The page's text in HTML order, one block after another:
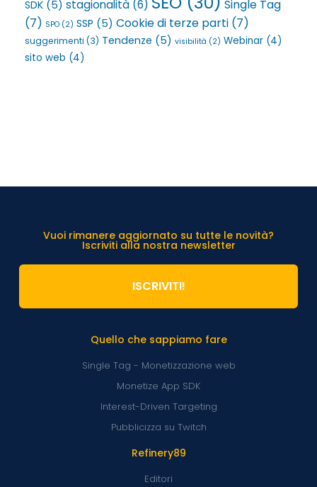
SDK (5) stagionalità (6)
Single Tag
(7) SPO (2) SSP (5) Cookie di terze parti (7)
suggerimenti (3) Tendenze (5) visibilità (2) Webinar (4)
sito web (4)
Refinery89
Editori
Quello che sappiamo fare
Single Tag - Monetizzazione web
Monetize App SDK
Interest-Driven Targeting
Pubblicizza su Twitch
Vuoi rimanere aggiornato su tutte le novità?
Iscriviti alla nostra newsletter
ISCRIVITI!